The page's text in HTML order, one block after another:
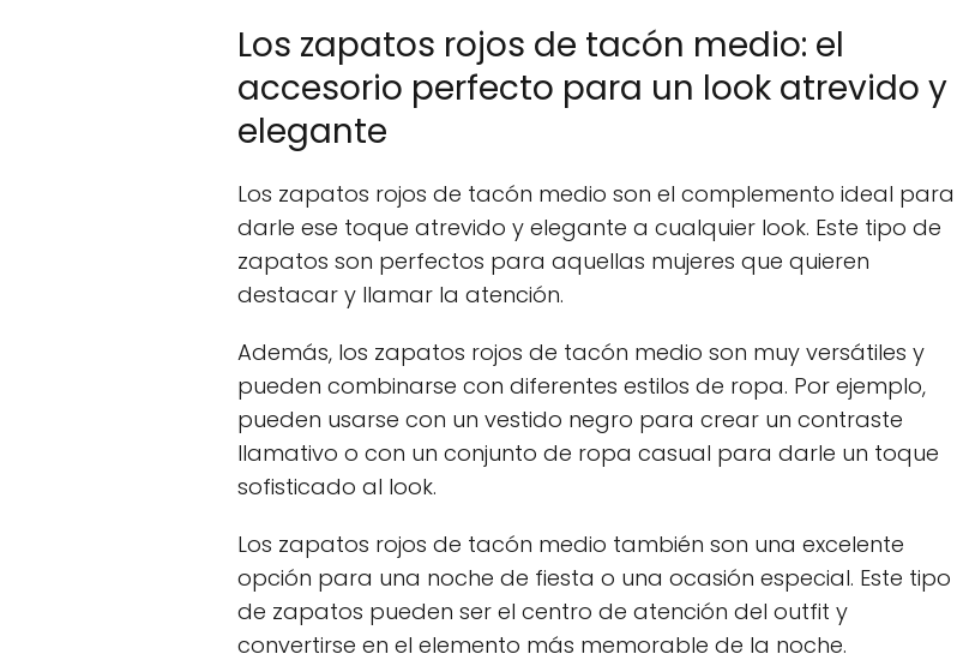
Los zapatos rojos de tacón medio: el
accesorio perfecto para un look atrevido y
elegante
Los zapatos rojos de tacón medio son el complemento ideal para
darle ese toque atrevido y elegante a cualquier look. Este tipo de
zapatos son perfectos para aquellas mujeres que quieren
destacar y llamar la atención.
Además, los zapatos rojos de tacón medio son muy versátiles y
pueden combinarse con diferentes estilos de ropa. Por ejemplo,
pueden usarse con un vestido negro para crear un contraste
llamativo o con un conjunto de ropa casual para darle un toque
sofisticado al look.
Los zapatos rojos de tacón medio también son una excelente
opción para una noche de fiesta o una ocasión especial. Este tipo
de zapatos pueden ser el centro de atención del outfit y
convertirse en el elemento más memorable de la noche.